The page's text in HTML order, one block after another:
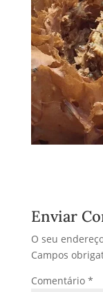
Enviar
O seu
Campos
Comentário *